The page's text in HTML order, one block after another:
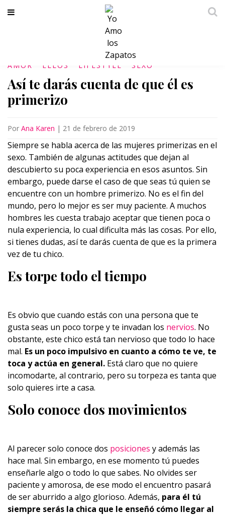
AMOR ELLOS LIFESTYLE SEXO
Así te darás cuenta de que él es
primerizo
Por Ana Karen | 21 de febrero de 2019
Siempre se habla acerca de las mujeres primerizas en el
sexo. También de algunas actitudes que dejan al
descubierto su poca experiencia en esos asuntos. Sin
embargo, puede darse el caso de que seas tú quien se
encuentre con un hombre primerizo. No es el fin del
mundo, pero lo mejor es ser muy paciente. A muchos
hombres les cuesta trabajo aceptar que tienen poca o
nula experiencia, lo cual dificulta más las cosas. Por ello,
si tienes dudas, así te darás cuenta de que es la primera
vez de tu chico.
Es torpe todo el tiempo
Es obvio que cuando estás con una persona que te
gusta seas un poco torpe y te invadan los nervios. No
obstante, este chico está tan nervioso que todo lo hace
mal. Es un poco impulsivo en cuanto a cómo te ve, te
toca y actúa en general. Está claro que no quiere
incomodarte, al contrario, pero su torpeza es tanta que
solo quieres irte a casa.
Solo conoce dos movimientos
Al parecer solo conoce dos posiciones y además las
hace mal. Sin embargo, en ese momento tú puedes
enseñarle algo o todo lo que sabes. No olvides ser
paciente y amorosa, de ese modo el encuentro pasará
de ser aburrido a algo glorioso. Además, para él tú
siempre serás la chica que le enseñó cómo llegar al